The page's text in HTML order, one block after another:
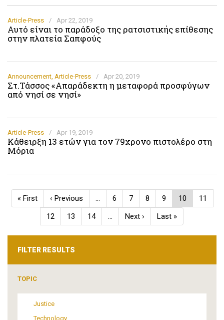
Article-Press / Apr 22, 2019
Αυτό είναι το παράδοξο της ρατσιστικής επίθεσης
στην πλατεία Σαπφούς
Announcement, Article-Press / Apr 20, 2019
Στ.Τάσσος «Απαράδεκτη η μεταφορά προσφύγων
από νησί σε νησί»
Article-Press / Apr 19, 2019
Κάθειρξη 13 ετών για τον 79χρονο πιστολέρο στη
Μόρια
Pagination
First
page
« First
Previous
page
‹ Previous … Page
6 Page
7 Page
8 Page
9
Current
page
10 Page
11
Page
12 Page
13 Page
14 …
Next
page
Next ›
Last
page
Last »
FILTER RESULTS
TOPIC
Justice
Technology